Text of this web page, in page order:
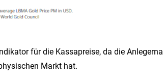
für die Kassapreise, da die
Markt hat.